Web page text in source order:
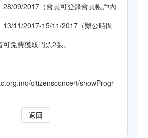
28/09/2017（會員可登錄會員帳戶內
13/11/2017-15/11/2017（辦公時間
免費獲取門票2張。
citizensconcert/showProgr
返回